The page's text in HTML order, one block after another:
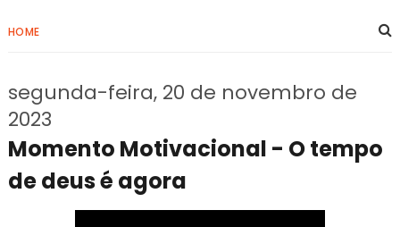
HOME
segunda-feira, 20 de novembro de
2023
Momento Motivacional - O tempo
de deus é agora